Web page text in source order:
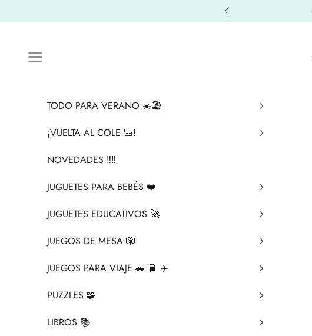
Anterior
Menú
TODO PARA VERANO ☀️🏖️
¡VUELTA AL COLE 🎒!
NOVEDADES ‼️​‼️​
JUGUETES PARA BEBÉS ❤️​
JUGUETES EDUCATIVOS 🚀
JUEGOS DE MESA 🎲
JUEGOS PARA VIAJE 🚗 🚆 ✈️
PUZZLES 🧩
LIBROS 📚​